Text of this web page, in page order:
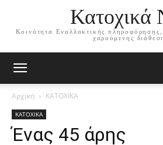
Κατοχικά
Κοινότητα Εναλλακτικής
χαρούμενης
Αρχική ΚΑΤΟΧΙΚΑ
ΚΑΤΟΧΙΚΑ
Ένας 45 άρης